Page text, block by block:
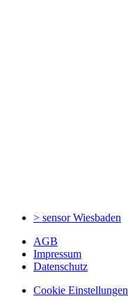
> sensorWiesbaden
AGB
Impressum
Datenschutz
Cookie Einstellungen